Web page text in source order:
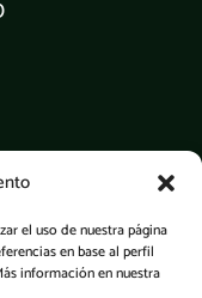
el uso de nuestra página
en base al perfil
información en nuestra